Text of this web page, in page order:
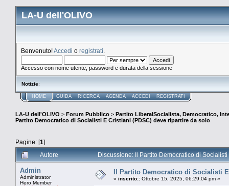
LA-U dell'OLIVO
Benvenuto!Accedi o registrati
Accesso con nome utente, password e durata della sessione
Notizie:
HOME GUIDA RICERCA AGENDA ACCEDI REGISTRATI
LA-U dell'OLIVO > Forum Pubblico > Partito LiberalSocialista, Democratico,
Partito Democratico di Socialisti E Cristiani (PDSC) deve ripartire da solo
Pagine: [1]
Autore
Discussione: Il Partito Democratico di
Admin
Administrator
Hero Member
Il Partito Democratico di Socialisti
« inserito:: Ottobre 15, 2025, 06:29:04 pm »